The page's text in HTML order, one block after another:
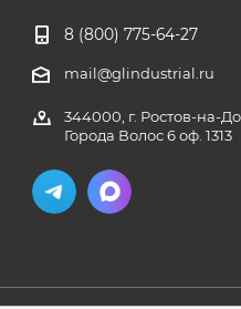
8 (800) 775-64-27
mail@glindustrial.ru
344000, г. Ростов-на-
Города Волос 6 оф. 1313